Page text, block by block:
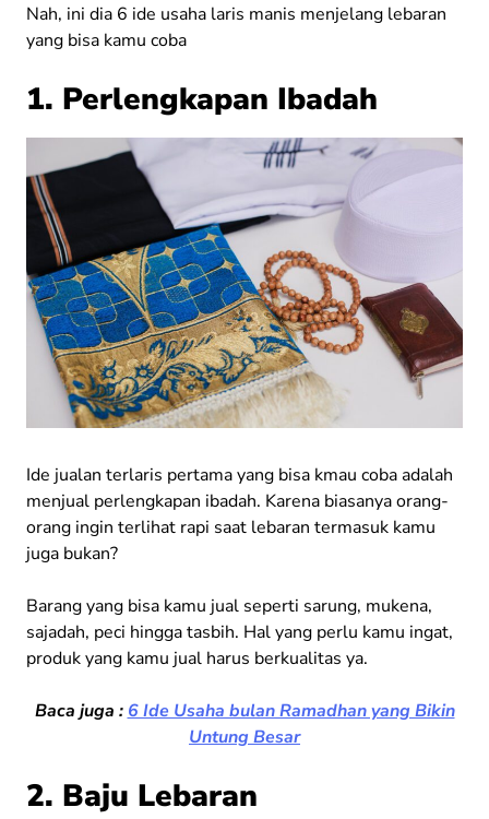
Nah, ini dia 6 ide usaha laris manis menjelang lebaran
yang bisa kamu coba
1. Perlengkapan Ibadah
Ide jualan terlaris pertama yang bisa kmau coba adalah
menjual perlengkapan ibadah. Karena biasanya orang-
orang ingin terlihat rapi saat lebaran termasuk kamu
juga bukan?
Barang yang bisa kamu jual seperti sarung, mukena,
sajadah, peci hingga tasbih. Hal yang perlu kamu ingat,
produk yang kamu jual harus berkualitas ya.
Baca juga : 6 Ide Usaha bulan Ramadhan yang Bikin
Untung Besar
2. Baju Lebaran